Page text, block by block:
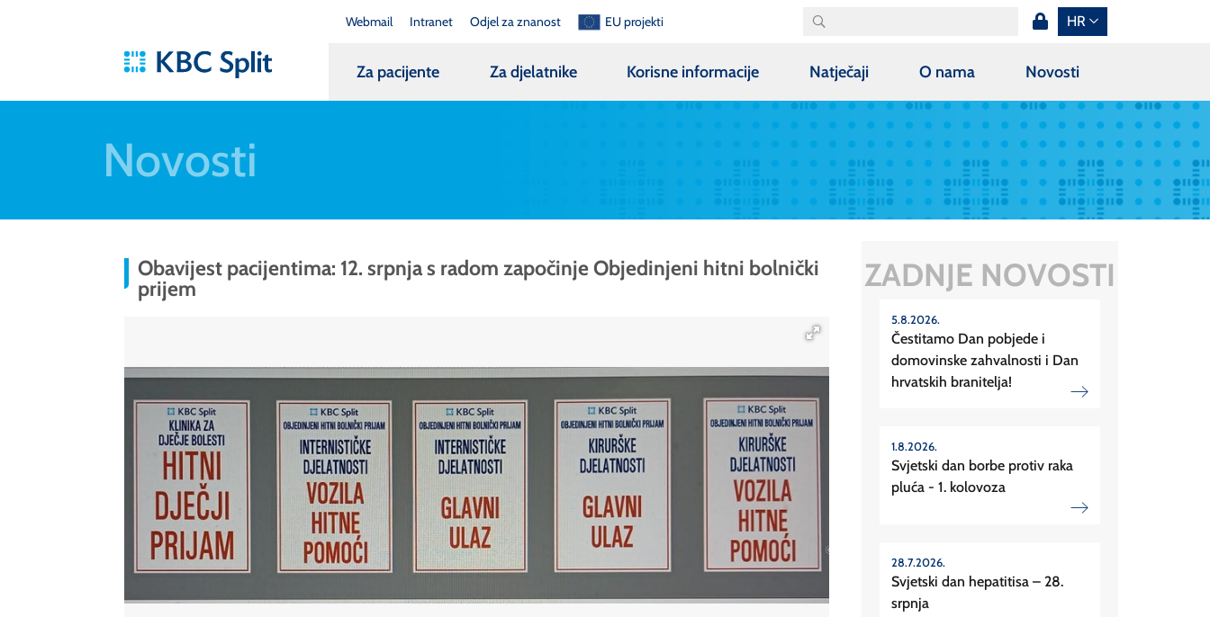
Webmail Intranet Odjel za znanost EU projekti HR
Za pacijente Za djelatnike Korisne informacije Natječaji O nama Novosti
Novosti
Obavijest pacijentima: 12. srpnja s radom započinje Objedinjeni hitni bolnički
prijem
ZADNJE NOVOSTI
5.8.2026.
Čestitamo Dan pobjede i
domovinske zahvalnosti i Dan
hrvatskih branitelja!
1.8.2026.
Svjetski dan borbe protiv raka
pluća - 1. kolovoza
28.7.2026.
Svjetski dan hepatitisa – 28.
srpnja